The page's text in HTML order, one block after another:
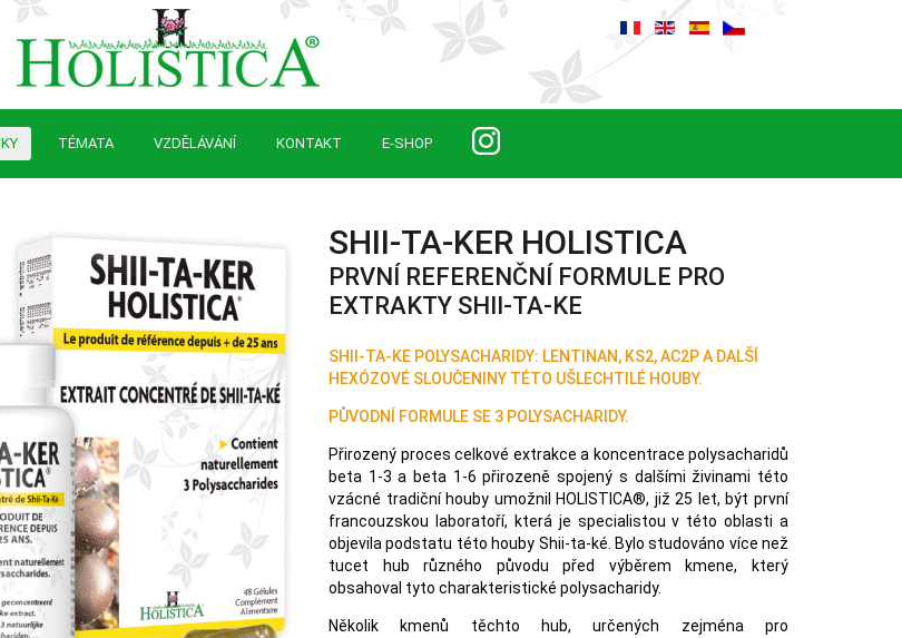
TÉMATA VZDĚLÁVÁNÍ KONTAKT E-SHOP
SHII-TA-KER HOLISTICA
PRVNÍ REFERENČNÍ FORMULE PRO
EXTRAKTY SHII-TA-KE
SHII-TA-KE POLYSACHARIDY: LENTINAN, KS2, AC2P A DALŠÍ
HEXÓZOVÉ SLOUČENINY TÉTO UŠLECHTILÉ HOUBY.
PŮVODNÍ FORMULE SE 3 POLYSACHARIDY.
Přirozený proces celkové extrakce a koncentrace polysacharidů
beta 1-3 a beta 1-6 přirozeně spojený s dalšími živinami této
vzácné tradiční houby umožnil HOLISTICA®, již 25 let, být první
francouzskou laboratoří, která je specialistou v této oblasti a
objevila podstatu této houby Shii-ta-ké. Bylo studováno více než
tucet hub různého původu před výběrem kmene, který
obsahoval tyto charakteristické polysacharidy.
Několik kmenů těchto hub, určených zejména pro